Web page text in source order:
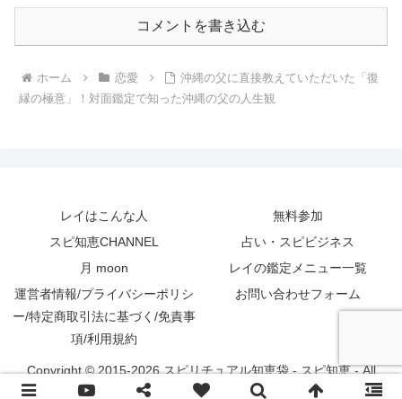
コメントを書き込む
ホーム 恋愛
沖縄の父に直接教えていただいた「復
縁の極意」！対面鑑定で知った沖縄の父の人生観
レイはこんな人
無料参加
スピ知恵CHANNEL
占い・スピビジネス
月 moon
レイの鑑定メニュー一覧
運営者情報/プライバシーポリシ
ー/特定商取引法に基づく/免責事
項/利用規約
お問い合わせフォーム
Copyright © 2015-2026 スピリチュアル知恵袋 - スピ知恵 - All
Rights Reserved.